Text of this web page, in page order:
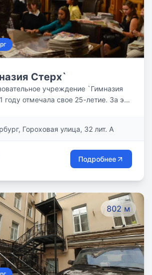
Стерх`
учреждение `Гимназия
году отмечала свое 25-летие. За эти
учиться по современным
авторские разработки для
потенциала учеников.
Гороховая улица, 32 лит. А
Подробнее
802 м